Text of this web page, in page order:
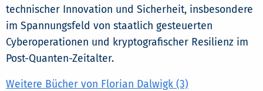
technischer Innovation und Sicherheit, insbesondere
im Spannungsfeld von staatlich gesteuerten
Cyberoperationen und kryptografischer Resilienz im
Post-Quanten-Zeitalter.
Weitere Bücher von Florian Dalwigk (3)